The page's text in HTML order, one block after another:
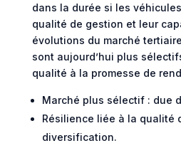
dans la durée si les
qualité de gestion et leur
évolutions du marché
sont aujourd’hui plus
qualité à la promesse de
Marché plus sélectif : due
Résilience liée à la qualité
diversification.